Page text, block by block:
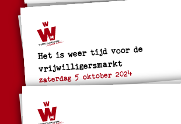
Het is weer tijd voor de
vrijwilligersmarkt
zaterdag 5 oktober 2024